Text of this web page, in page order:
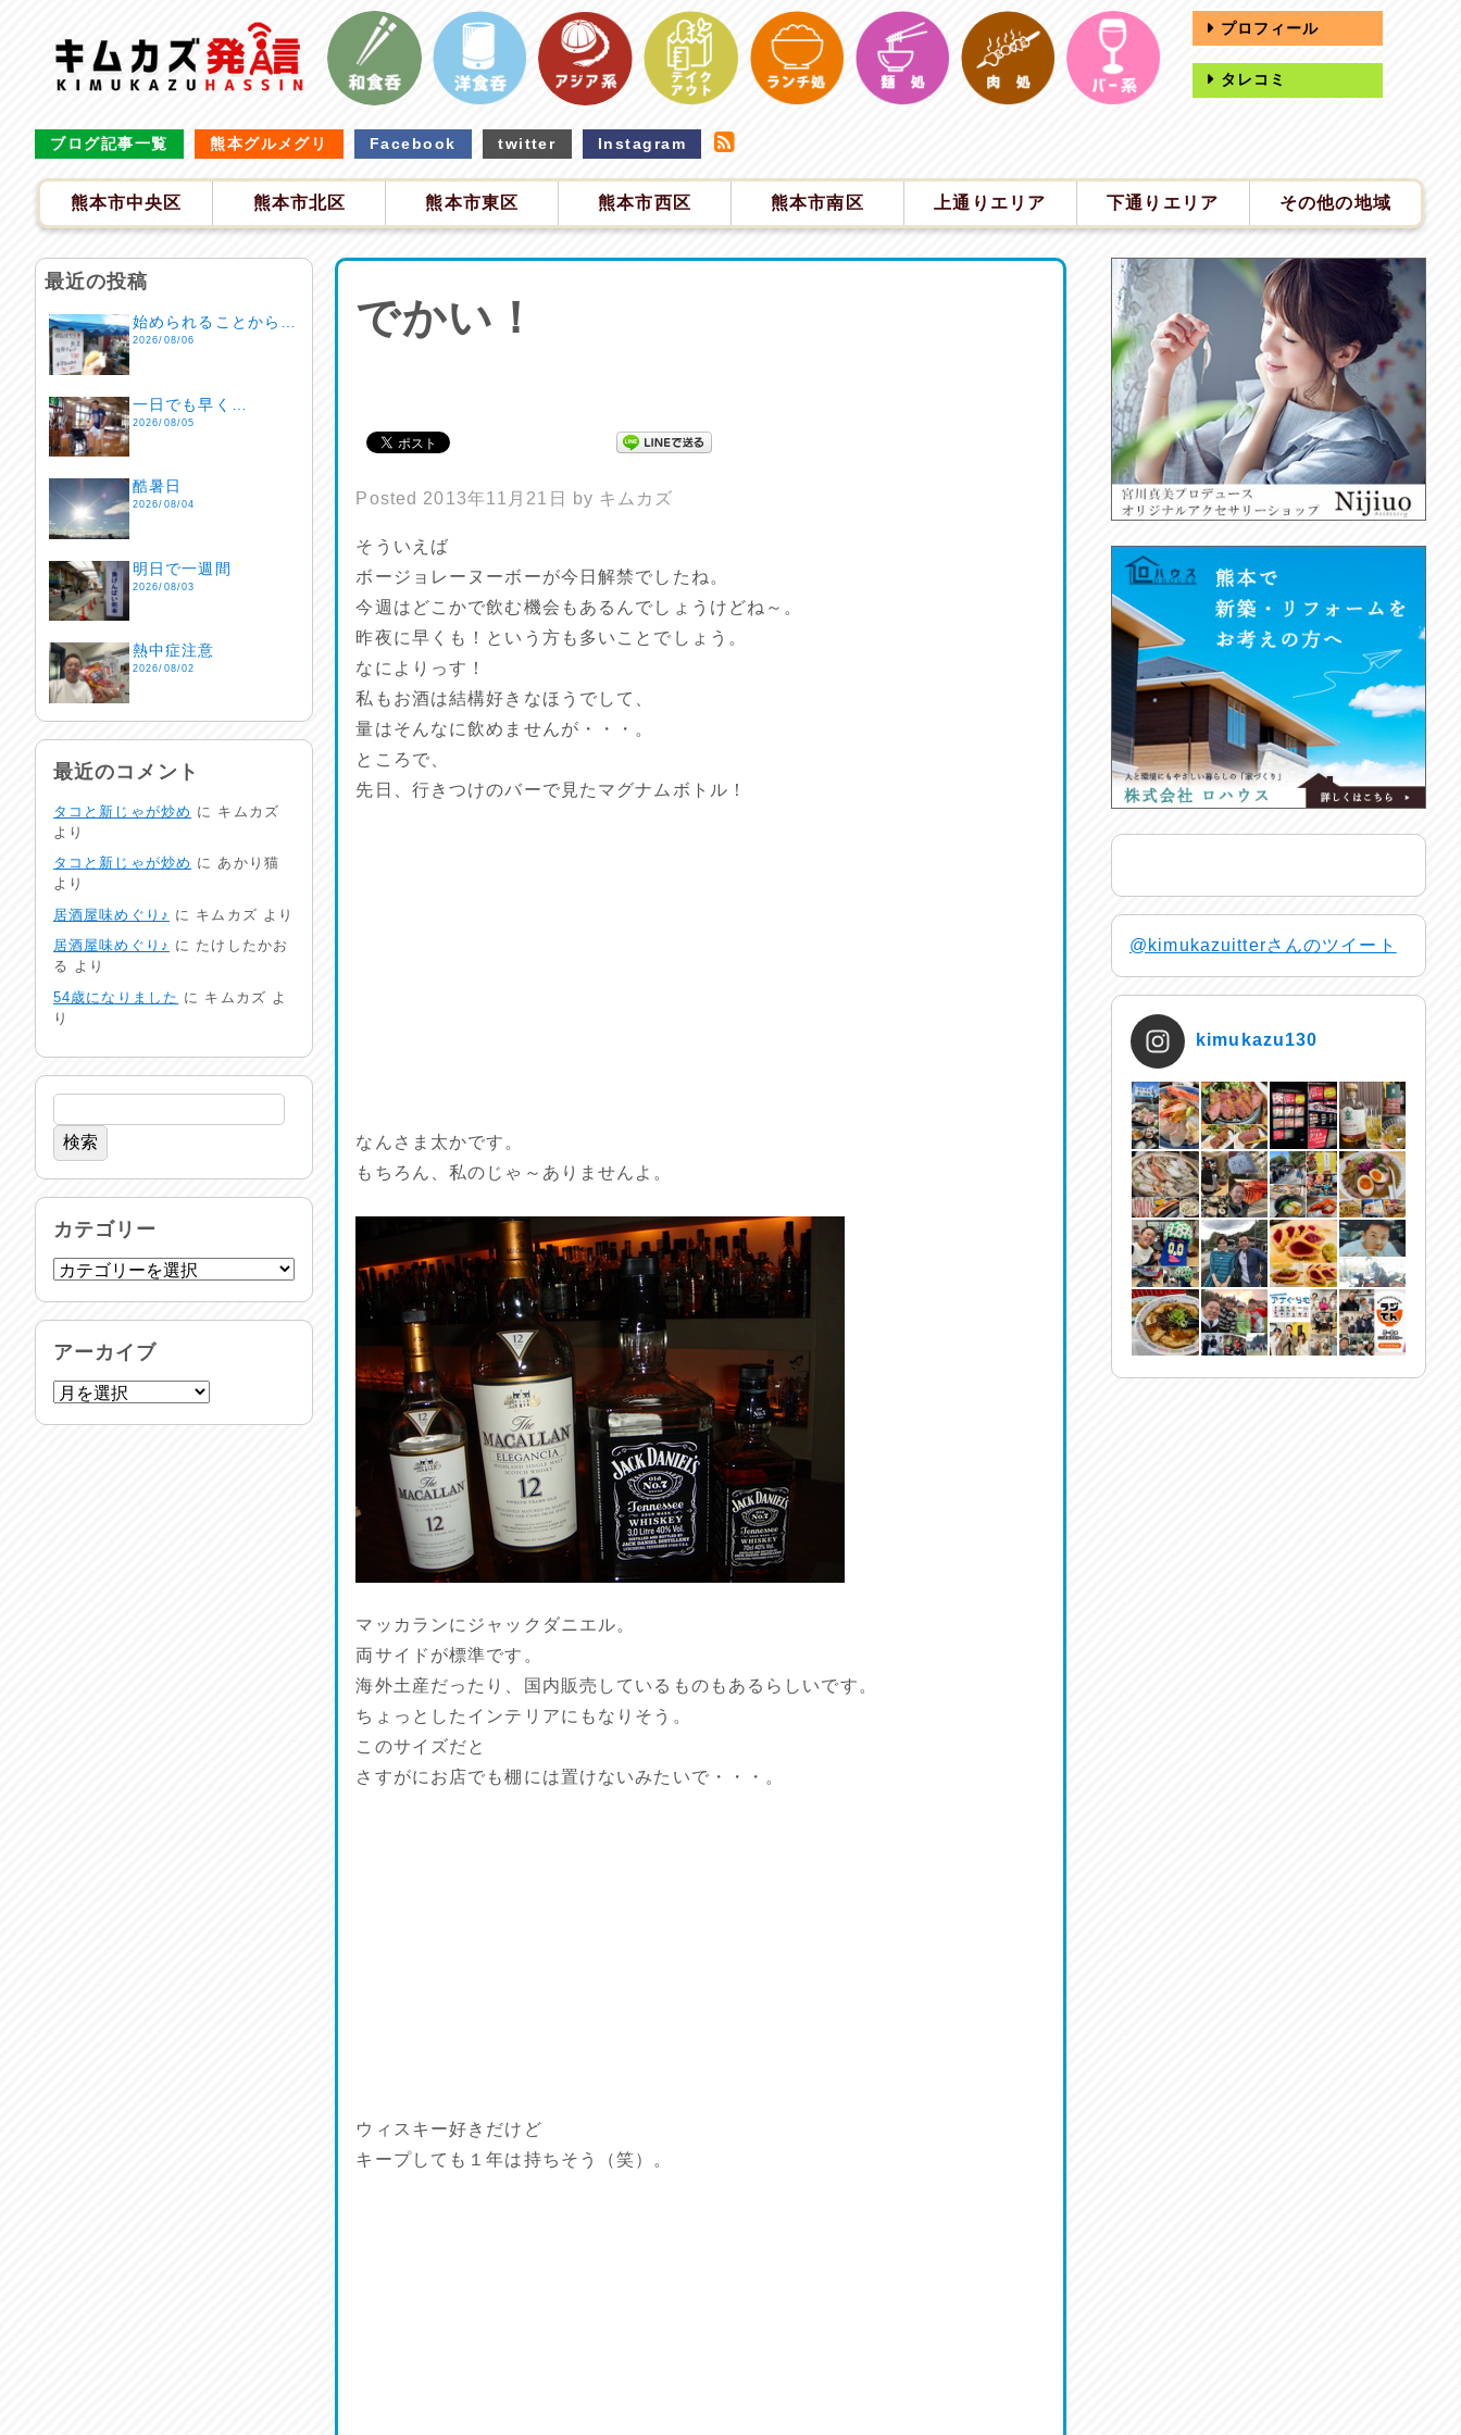
プロフィール
タレコミ
ブログ記事一覧 熊本グルメグリ Facebook twitter Instagram
熊本市中央区 熊本市北区 熊本市東区 熊本市西区 熊本市南区 上通りエリア 下通りエリア その他の地域
でかい！
Posted 2013年11月21日 by キムカズ
そういえば
ボージョレーヌーボーが今日解禁でしたね。
今週はどこかで飲む機会もあるんでしょうけどね～。
昨夜に早くも！という方も多いことでしょう。
なによりっす！
私もお酒は結構好きなほうでして、
量はそんなに飲めませんが・・・。
ところで、
先日、行きつけのバーで見たマグナムボトル！
なんさま太かです。
もちろん、私のじゃ～ありませんよ。
マッカランにジャックダニエル。
両サイドが標準です。
海外土産だったり、国内販売しているものもあるらしいです。
ちょっとしたインテリアにもなりそう。
このサイズだと
さすがにお店でも棚には置けないみたいで・・・。
ウィスキー好きだけど
キープしても１年は持ちそう（笑）。
@kimukazuitterさんのツイート
kimukazu130
最近の投稿
始められることから…
2026/08/06
一日でも早く…
2026/08/05
酷暑日
2026/08/04
明日で一週間
2026/08/03
熱中症注意
2026/08/02
生活支援情報
2026/07/30
2026/07/29
土用丑の日♪
2026/07/28
呑めや喋れや！
リスナーの集い！
馬肉料理 桜馬亭
最近のコメント
タコと新じゃが炒め に キムカズ
より
タコと新じゃが炒め にあかり猫
より
居酒屋味めぐり♪ に キムカズ より
居酒屋味めぐり♪ に たけしたかお
る より
54歳になりました に キムカズ よ
り
カテゴリー
アーカイブ